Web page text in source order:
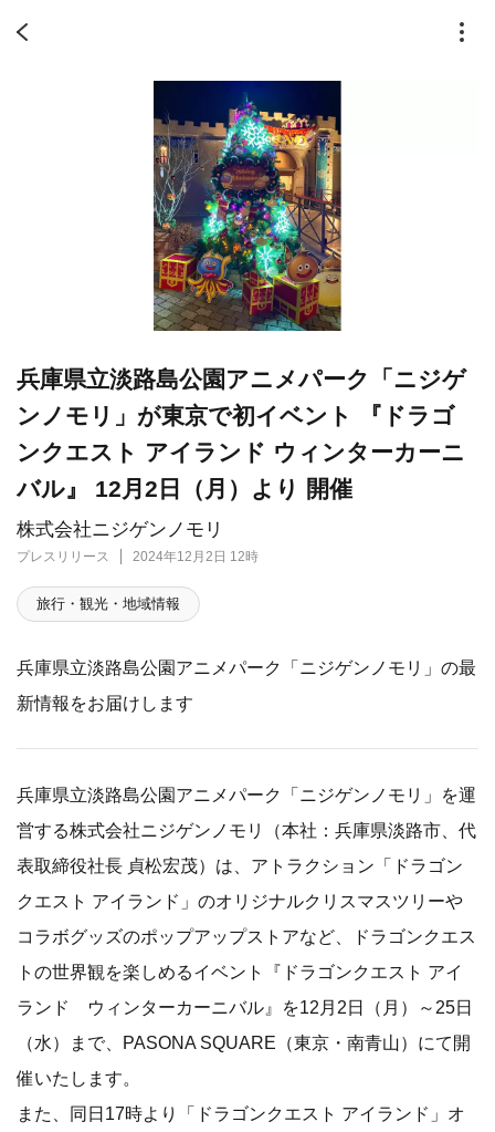
株式会社ニジゲンノモリ
プレスリリース 2024年12月2日 12時
兵庫県立淡路島公園アニメパーク「ニジゲ
ンノモリ」が東京で初イベント 『ドラゴ
ンクエスト アイランド ウィンターカーニ
バル』 12月2日（月）より 開催
旅行・観光・地域情報
兵庫県立淡路島公園アニメパーク「ニジゲンノモリ」の最
新情報をお届けします
兵庫県立淡路島公園アニメパーク「ニジゲンノモリ」を運
営する株式会社ニジゲンノモリ（本社：兵庫県淡路市、代
表取締役社長 貞松宏茂）は、アトラクション「ドラゴン
クエスト アイランド」のオリジナルクリスマスツリーや
コラボグッズのポップアップストアなど、ドラゴンクエス
トの世界観を楽しめるイベント『ドラゴンクエスト アイ
ランド ウィンターカーニバル』を12月2日（月）～25日
（水）まで、PASONA SQUARE（東京・南青山）にて開
催いたします。
また、同日17時より「ドラゴンクエスト アイランド」オ